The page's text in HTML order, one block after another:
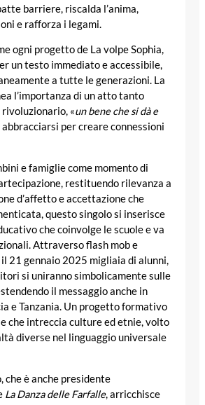
barriere, riscalda l’anima,
e rafforza i legami.
ogni progetto de La volpe Sophia,
un testo immediato e accessibile,
a tutte le generazioni. La
l’importanza di un atto tanto
«un bene che si dà e
abbracciarsi per creare connessioni
e famiglie come momento di
restituendo rilevanza a
d’affetto e accettazione che
questo singolo si inserisce
che coinvolge le scuole e va
Attraverso flash mob e
21 gennaio 2025 migliaia di alunni,
si uniranno simbolicamente sulle
il messaggio anche in
e Tanzania. Un progetto formativo
che intreccia culture ed etnie, volto
diverse nel linguaggio universale
che è anche presidente
La Danza delle Farfalle, arricchisce